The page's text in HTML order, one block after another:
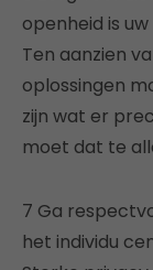
openheid is
Ten aanzien
oplossingen
zijn wat er
moet dat te
7 Ga
het individu